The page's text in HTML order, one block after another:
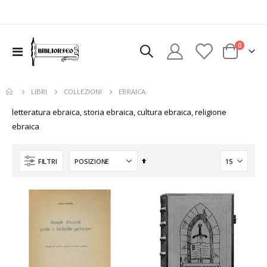
Toggle
Nav
Cart
0elementi
LIBRI COLLEZIONI EBRAICA
letteratura ebraica, storia ebraica, cultura ebraica, religione
ebraica
FILTRI
Imposta
decrescente